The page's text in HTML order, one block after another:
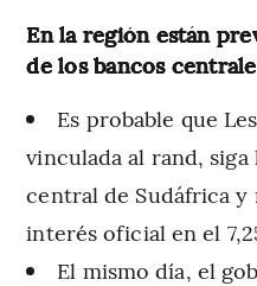
En la región están
de los bancos
Es probable que
vinculada al rand, siga
central de Sudáfrica y
interés oficial en el
El mismo día, el